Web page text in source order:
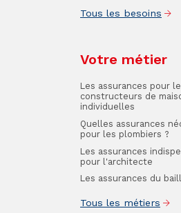
Tous les besoins
Votre métier
Les assurances pour
constructeurs de
individuelles
Quelles assurances
pour les plombiers ?
Les assurances
pour l'architecte
Les assurances du
Tous les métiers